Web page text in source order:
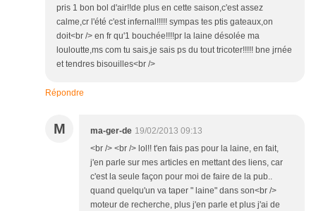
pris 1 bon bol d'air!!de plus en cette saison,c'est assez
calme,cr l'été c'est infernal!!!!! sympas tes ptis gateaux,on
doit<br /> en fr qu'1 bouchée!!!!pr la laine désolée ma
louloutte,ms com tu sais,je sais ps du tout tricoter!!!!! bne jrnée
et tendres bisouilles<br />
Répondre
M ma-ger-de 19/02/2013 09:13
<br /> <br /> lol!! t'en fais pas pour la laine, en fait,
j'en parle sur mes articles en mettant des liens, car
c'est la seule façon pour moi de faire de la pub..
quand quelqu'un va taper " laine" dans son<br />
moteur de recherche, plus j'en parle et plus j'ai de